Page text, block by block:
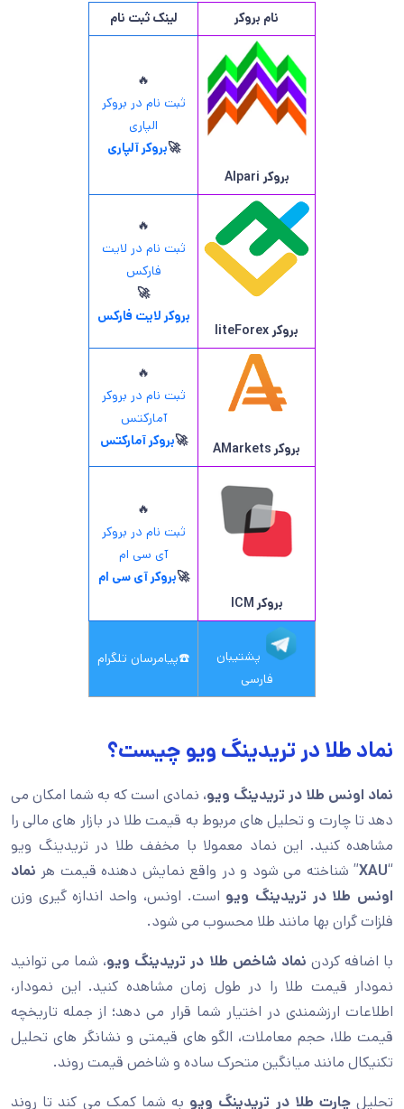
نام بروکر لینک ثبت نام
بروکر Alpari
🔥
ثبت نام در بروکر
الپاری
🚀بروکر آلپاری
بروکر liteForex
🔥
ثبت نام در لایت
فارکس
🚀
بروکر لایت فارکس
بروکر AMarkets
🔥
ثبت نام در بروکر
آمارکتس
🚀بروکر آمارکتس
بروکر ICM
🔥
ثبت نام در بروکر
آی سی ام
🚀بروکر آی سی ام
پشتیبان
فارسی
☎️پیامرسان تلگرام
نماد طلا در تریدینگ ویو چیست؟
نماد اونس طلا در تریدینگ ویو، نمادی است که به شما امکان می
دهد تا چارت و تحلیل های مربوط به قیمت طلا در بازار های مالی را
مشاهده کنید. این نماد معمولا با مخفف طلا در تریدینگ ویو
“
XAU” شناخته می شود و در واقع نمایش دهنده قیمت هر نماد
اونس طلا در تریدینگ ویو است. اونس، واحد اندازه گیری وزن
فلزات گران بها مانند طلا محسوب می شود.
با اضافه کردن نماد شاخص طلا در تریدینگ ویو، شما می توانید
نمودار قیمت طلا را در طول زمان مشاهده کنید. این نمودار،
اطلاعات ارزشمندی در اختیار شما قرار می دهد؛ از جمله تاریخچه
قیمت طلا، حجم معاملات، الگو های قیمتی و نشانگر های تحلیل
تکنیکال مانند میانگین متحرک ساده و شاخص قیمت روند.
تحلیلچارت طلا در تریدینگ ویو به شما کمک می کند تا روند